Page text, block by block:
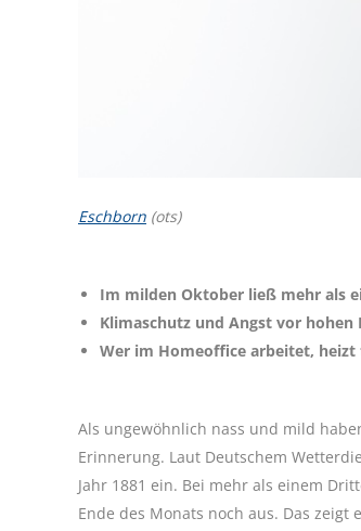
Eschborn (ots)
Im milden Oktober ließ mehr als
Klimaschutz und Angst vor hohen
Wer im Homeoffice arbeitet,
Als ungewöhnlich nass und mild
Erinnerung. Laut Deutschem
Jahr 1881 ein. Bei mehr als einem
Ende des Monats noch aus. Das